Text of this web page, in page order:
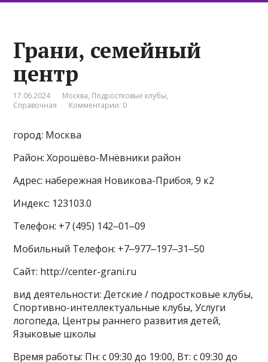
Грани, семейный
центр
17.06.2024 Москва, Подростковые клубы,
Справочная
Комментарии: 0
город: Москва
Район: Хорошёво-Мнёвники район
Адрес: набережная Новикова-Прибоя, 9 к2
Индекс: 123103.0
Телефон: +7 (495) 142‒01‒09
Мобильный Телефон: +7‒977‒197‒31‒50
Сайт: http://center-grani.ru
вид деятельности: Детские / подростковые клубы,
Спортивно-интеллектуальные клубы, Услуги
логопеда, Центры раннего развития детей,
Языковые школы
Время работы: Пн: с 09:30 до 19:00, Вт: с 09:30 до